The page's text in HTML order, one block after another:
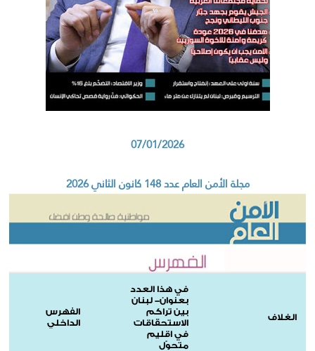
07/01/2026
مجلة الأمن العام عدد 148 كانون الثاني 2026
الغلاف
في هذا العدد
بعنوان- لبنان
بين تراكم
الاستحقاقات
في اقليم
متحوّل
الفهرس
الداخلي